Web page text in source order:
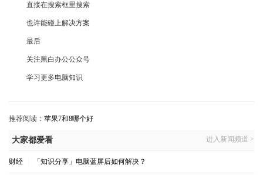
直接在搜索框里搜索
也许能碰上解决方案
最后
关注黑白办公公众号
学习更多电脑知识
推荐阅读： 苹果7和8哪个好
大家都爱看 进入新闻频道 >
财经 「知识分享」电脑蓝屏后如何解决？